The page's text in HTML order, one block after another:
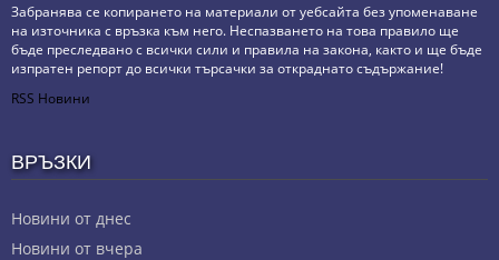
Забранява се копирането на материали от уебсайта без упоменаване
на източника с връзка към него. Неспазването на това правило ще
бъде преследвано с всички сили и правила на закона, както и ще бъде
изпратен репорт до всички търсачки за откраднато съдържание!
RSS Новини
ВРЪЗКИ
Новини от днес
Новини от вчера